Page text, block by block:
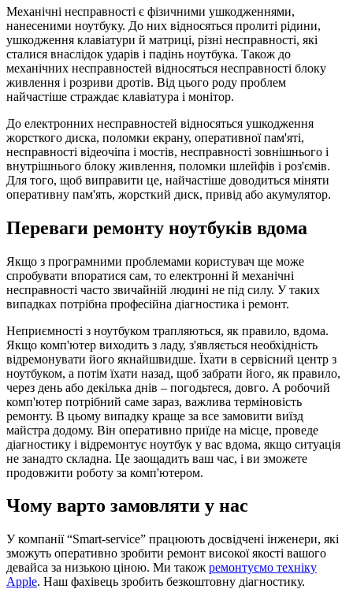
Механічні несправності є фізичними ушкодженнями,
нанесеними ноутбуку. До них відносяться пролиті рідини,
ушкодження клавіатури й матриці, різні несправності, які
сталися внаслідок ударів і падінь ноутбука. Також до
механічних несправностей відносяться несправності блоку
живлення і розриви дротів. Від цього роду проблем
найчастіше страждає клавіатура і монітор.
До електронних несправностей відносяться ушкодження
жорсткого диска, поломки екрану, оперативної пам'яті,
несправності відеочіпа і мостів, несправності зовнішнього і
внутрішнього блоку живлення, поломки шлейфів і роз'ємів.
Для того, щоб виправити це, найчастіше доводиться міняти
оперативну пам'ять, жорсткий диск, привід або акумулятор.
Переваги ремонту ноутбуків вдома
Якщо з програмними проблемами користувач ще може
спробувати впоратися сам, то електронні й механічні
несправності часто звичайній людині не під силу. У таких
випадках потрібна професійна діагностика і ремонт.
Неприємності з ноутбуком трапляються, як правило, вдома.
Якщо комп'ютер виходить з ладу, з'являється необхідність
відремонувати його якнайшвидше. Їхати в сервісний центр з
ноутбуком, а потім їхати назад, щоб забрати його, як правило,
через день або декілька днів – погодьтеся, довго. А робочий
комп'ютер потрібний саме зараз, важлива терміновість
ремонту. В цьому випадку краще за все замовити виїзд
майстра додому. Він оперативно приїде на місце, проведе
діагностику і відремонтує ноутбук у вас вдома, якщо ситуація
не занадто складна. Це заощадить ваш час, і ви зможете
продовжити роботу за комп'ютером.
Чому варто замовляти у нас
У компанії “Smart-service” працюють досвідчені інженери, які
зможуть оперативно зробити ремонт високої якості вашого
девайса за низькою ціною. Ми також ремонтуємо техніку
Apple. Наш фахівець зробить безкоштовну діагностику.